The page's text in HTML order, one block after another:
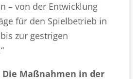
– von der Entwicklung
für den Spielbetrieb in
zur gestrigen
Maßnahmen in der